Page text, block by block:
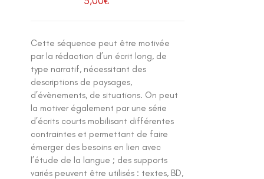
Cette séquence peut être motivée
par la rédaction d’un écrit long, de
type narratif, nécessitant des
descriptions de paysages,
d’évènements, de situations. On peut
la motiver également par une série
d’écrits courts mobilisant différentes
contraintes et permettant de faire
émerger des besoins en lien avec
l’étude de la langue ; des supports
variés peuvent être utilisés : textes, BD,